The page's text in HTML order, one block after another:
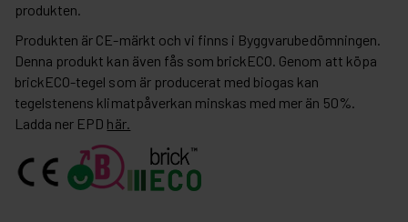
produkten.
Produkten är CE-märkt och vi finns i Byggvarubedömningen.
Denna produkt kan även fås som brickECO. Genom att köpa
brickECO-tegel som är producerat med biogas kan
tegelstenens klimatpåverkan minskas med mer än 50%.
Ladda ner EPD här.